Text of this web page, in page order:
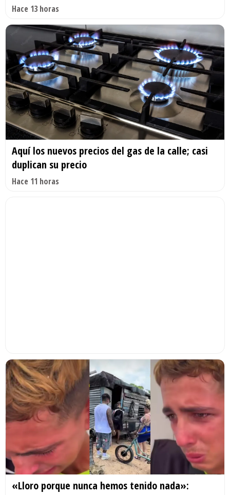
Hace 13 horas
Aquí los nuevos precios del gas de la calle; casi
duplican su precio
Hace 11 horas
«Lloro porque nunca hemos tenido nada»: